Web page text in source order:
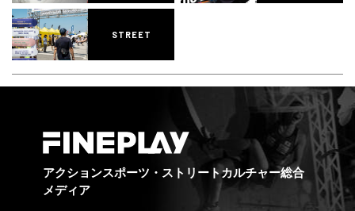
STREET
アクションスポーツ・ストリートカルチャー総合
メディア